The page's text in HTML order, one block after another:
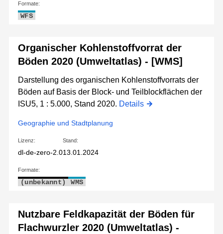
Formate:
WFS
Organischer Kohlenstoffvorrat der
Böden 2020 (Umweltatlas) - [WMS]
Darstellung des organischen Kohlenstoffvorrats der
Böden auf Basis der Block- und Teilblockflächen der
ISU5, 1 : 5.000, Stand 2020. Details
Geographie und Stadtplanung
Lizenz:
dl-de-zero-2.0
Stand:
13.01.2024
Formate:
(unbekannt) WMS
Nutzbare Feldkapazität der Böden für
Flachwurzler 2020 (Umweltatlas) -